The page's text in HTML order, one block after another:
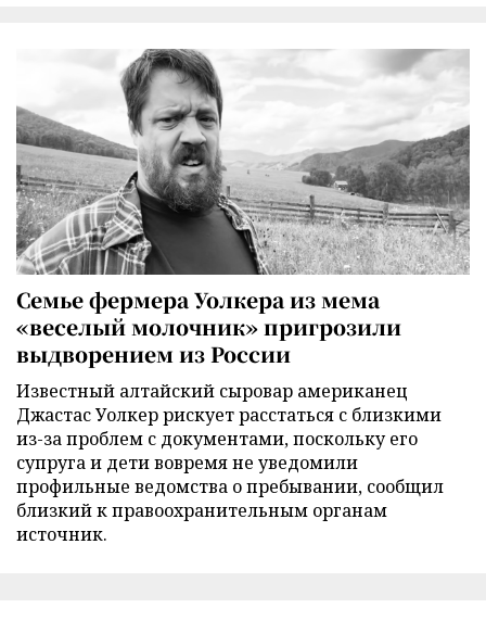
Семье фермера Уолкера из мема
«веселый молочник» пригрозили
выдворением из России
Известный алтайский сыровар американец
Джастас Уолкер рискует расстаться с близкими
из-за проблем с документами, поскольку его
супруга и дети вовремя не уведомили
профильные ведомства о пребывании, сообщил
близкий к правоохранительным органам
источник.